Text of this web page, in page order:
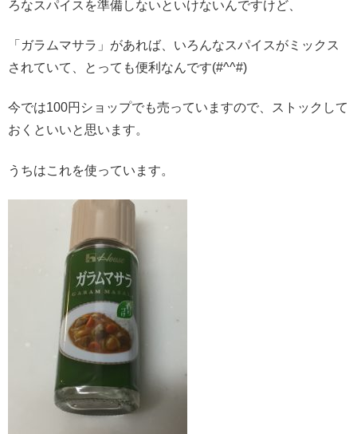
ろなスパイスを準備しないといけないんですけど、
「ガラムマサラ」があれば、いろんなスパイスがミックス
されていて、とっても便利なんです(#^^#)
今では100円ショップでも売っていますので、ストックして
おくといいと思います。
うちはこれを使っています。